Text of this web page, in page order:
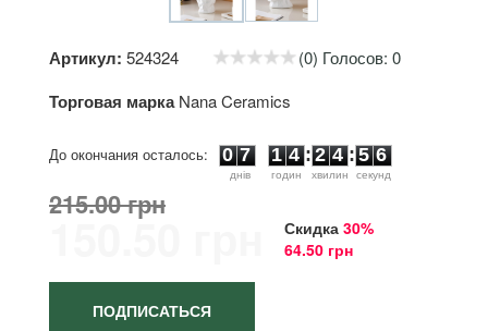
Артикул: 524324 (0) Голосов: 0
Торговая марка Nana Ceramics
До окончания осталось:
0 7
днiв
1 4
годин
: 2 4
хвилин
: 5 5
6
секунд
215.00 грн
150.50 грн Скидка 30%
64.50 грн
ПОДПИСАТЬСЯ